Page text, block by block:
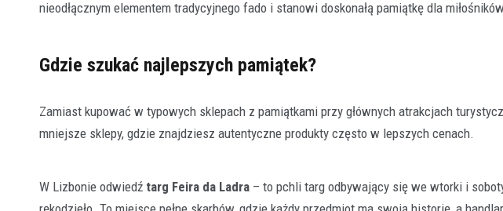
nieodłącznym elementem tradycyjnego fado i stanowi doskonałą pamiątkę dla
Gdzie szukać najlepszych pamiątek?
Zamiast kupować w typowych sklepach z pamiątkami przy głównych atrakcjach
mniejsze sklepy, gdzie znajdziesz autentyczne produkty często w lepszych cenach.
W Lizbonie odwiedź targ Feira da Ladra – to pchli targ odbywający się we wtorki i